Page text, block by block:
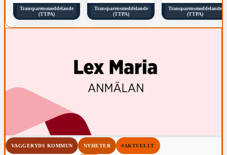
Transparensmeddelande
(TTPA)
Transparensmeddelande
(TTPA)
Transparensmeddelande
(TTPA)
VAGGERYDS KOMMUN NYHETER #AKTUELLT